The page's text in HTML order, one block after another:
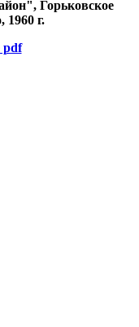
Горьковское
1960 г.
pdf